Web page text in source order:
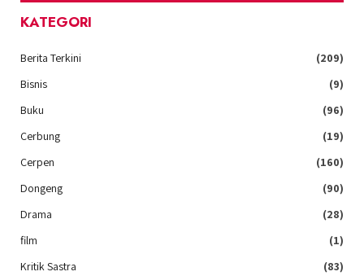
KATEGORI
Berita Terkini
(209)
Bisnis
(9)
Buku
(96)
Cerbung
(19)
Cerpen
(160)
Dongeng
(90)
Drama
(28)
film
(1)
Kritik Sastra
(83)